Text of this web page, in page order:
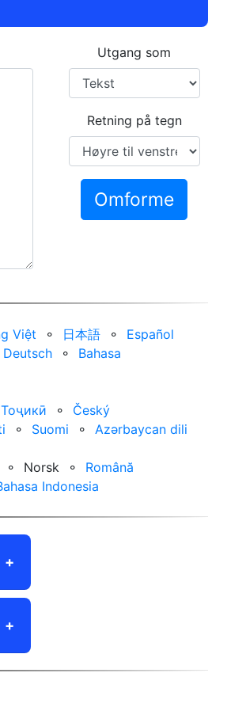
Utgang som
Retning på tegn
Omforme
Việt ⚬ 日本語 ⚬
Español
Deutsch ⚬
Bahasa
Тоҷикӣ ⚬
Český
⚬ Suomi ⚬
Azərbaycan dili
⚬ Norsk ⚬
Română
Indonesia